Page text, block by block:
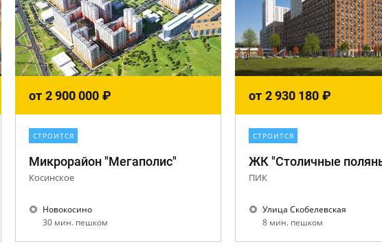
от 2 900 000 ₽
СТРОИТСЯ
Микрорайон "Мегаполис"
Косинское
Новокосино
30 мин. пешком
от 2 930 180 ₽
СТРОИТСЯ
ЖК "Столичные
ПИК
Улица Скобелевская
8 мин. пешком